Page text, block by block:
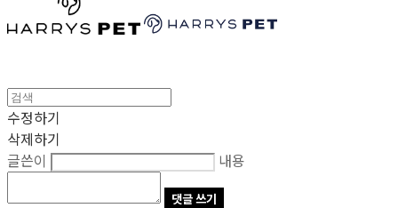
수정하기
삭제하기
글쓴이
내용
댓글 쓰기